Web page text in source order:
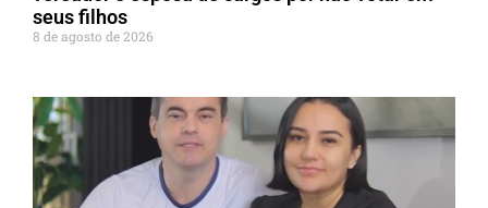
seus filhos
8 de agosto de 2026